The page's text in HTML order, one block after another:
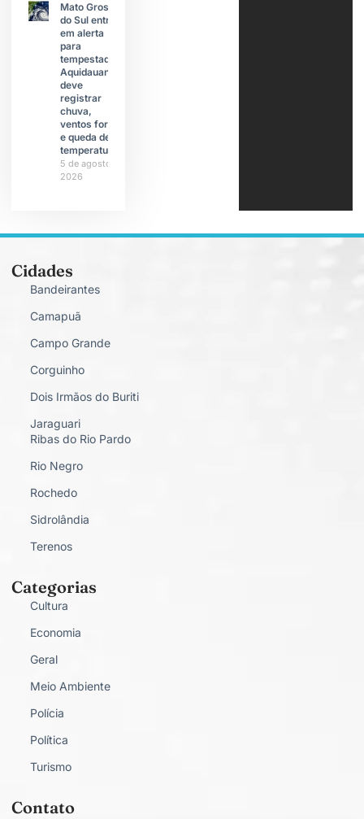
Mato Grosso
do Sul entra
em alerta
para
tempestades;
Aquidauana
deve
registrar
chuva,
ventos fortes
e queda de
temperatura
5 de agosto de
2026
Cidades
Bandeirantes
Camapuã
Campo Grande
Corguinho
Dois Irmãos do Buriti
Jaraguari
Ribas do Rio Pardo
Rio Negro
Rochedo
Sidrolândia
Terenos
Categorias
Cultura
Economia
Geral
Meio Ambiente
Polícia
Política
Turismo
Contato